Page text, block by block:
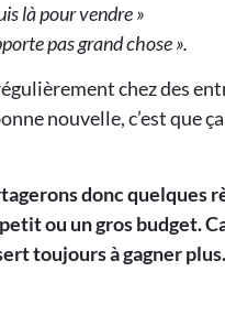
là pour vendre »
pas grand chose ».
chez des
nouvelle, c’est que ça
donc quelques
ou un gros budget.
toujours à gagner